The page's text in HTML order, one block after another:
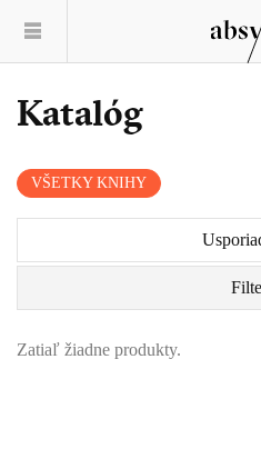
Katalóg
VŠETKY KNIHY
Zatiaľ žiadne produkty.